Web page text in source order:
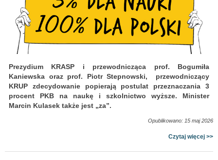
Prezydium KRASP i przewodnicząca prof. Bogumiła
Kaniewska oraz prof. Piotr Stepnowski, przewodniczący
KRUP zdecydowanie popierają postulat przeznaczania 3
procent PKB na naukę i szkolnictwo wyższe. Minister
Marcin Kulasek także jest „za”.
Opublikowano: 15 maj 2026
Czytaj więcej >>